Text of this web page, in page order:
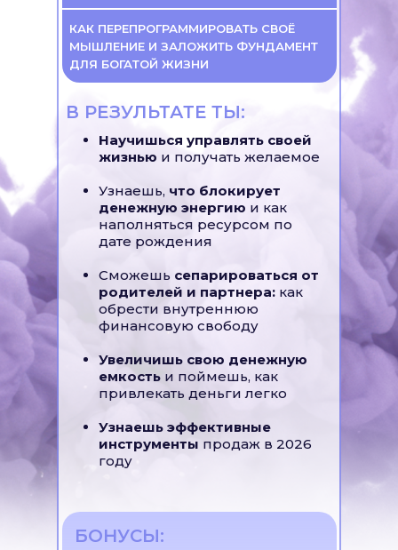
В РЕЗУЛЬТАТЕ ТЫ:
КАК ПЕРЕПРОГРАММИРОВАТЬ СВОЁ
МЫШЛЕНИЕ И ЗАЛОЖИТЬ ФУНДАМЕНТ
ДЛЯ БОГАТОЙ ЖИЗНИ
Научишься управлять своей
жизнью и получать желаемое
Узнаешь, что блокирует
денежную энергию и как
наполняться ресурсом по
дате рождения
Сможешь сепарироваться от
родителей и партнера: как
обрести внутреннюю
финансовую свободу
Увеличишь свою денежную
емкость и поймешь, как
привлекать деньги легко
Узнаешь эффективные
инструменты продаж в 2026
году
БОНУСЫ: